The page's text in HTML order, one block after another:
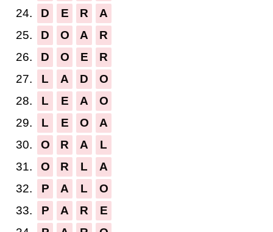
24.
D E R
A
25.
D O A
R
26.
D O E
R
27.
L A D
O
28.
L E A
O
29.
L E O
A
30.
O R A
L
31.
O R L
A
32.
P A L
O
33.
P A R
E